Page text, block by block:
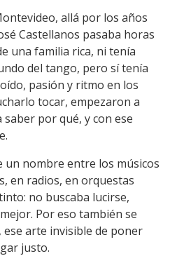
Link allá por los años
Castellanos pasaba horas
una familia rica, ni tenía
del tango, pero sí tenía
pasión y ritmo en los
tocar, empezaron a
por qué, y con ese
un nombre entre los músicos
en radios, en orquestas
no buscaba lucirse,
Por eso también se
arte invisible de poner
justo.